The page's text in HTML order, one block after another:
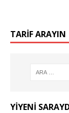
TARIF ARAYIN
YIYENI